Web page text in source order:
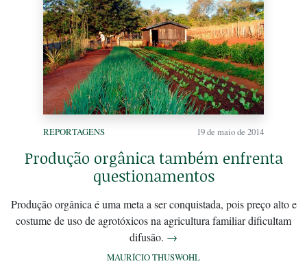
REPORTAGENS 19 de maio de 2014
Produção orgânica também enfrenta
questionamentos
Produção orgânica é uma meta a ser conquistada, pois preço alto e
costume de uso de agrotóxicos na agricultura familiar dificultam
difusão. →
MAURÍCIO THUSWOHL